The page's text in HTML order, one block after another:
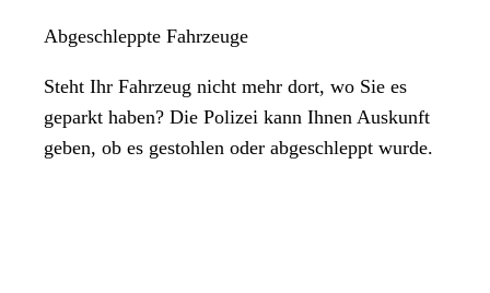
Abgeschleppte Fahrzeuge
Steht Ihr Fahrzeug nicht mehr dort, wo Sie es
geparkt haben? Die Polizei kann Ihnen Auskunft
geben, ob es gestohlen oder abgeschleppt wurde.